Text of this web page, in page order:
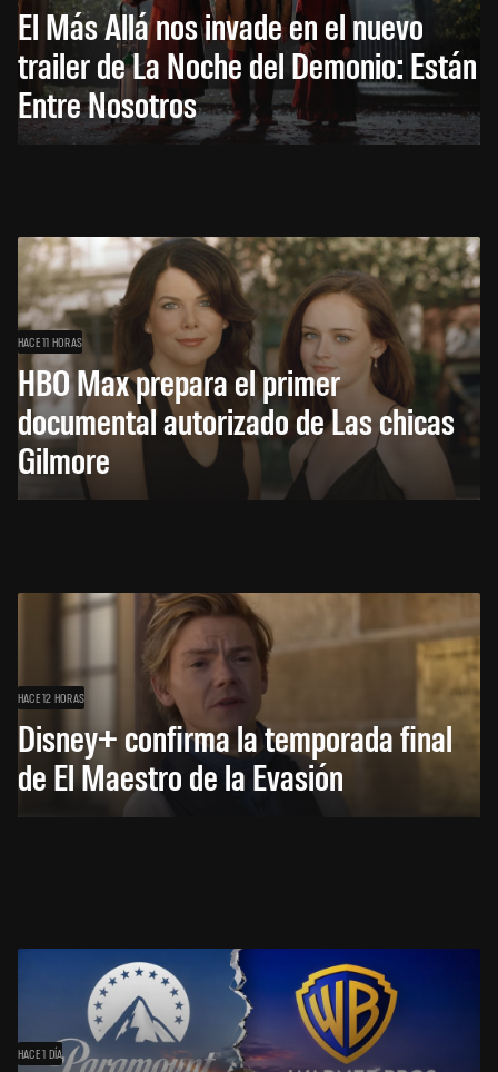
El Más Allá nos invade en el nuevo
trailer de La Noche del Demonio: Están
Entre Nosotros
HACE 11 HORAS
HBO Max prepara el primer
documental autorizado de Las chicas
Gilmore
HACE 12 HORAS
Disney+ confirma la temporada final
de El Maestro de la Evasión
HACE 1 DÍA